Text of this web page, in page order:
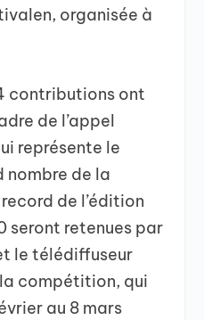
organisée à
contributions ont
de l’appel
représente le
nombre de la
de l’édition
seront retenues par
le télédiffuseur
compétition, qui
au 8 mars